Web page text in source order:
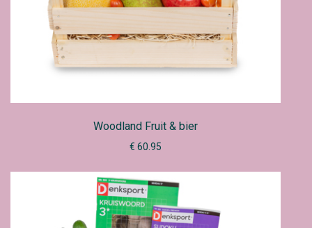
Woodland Fruit & bier
€ 60.95